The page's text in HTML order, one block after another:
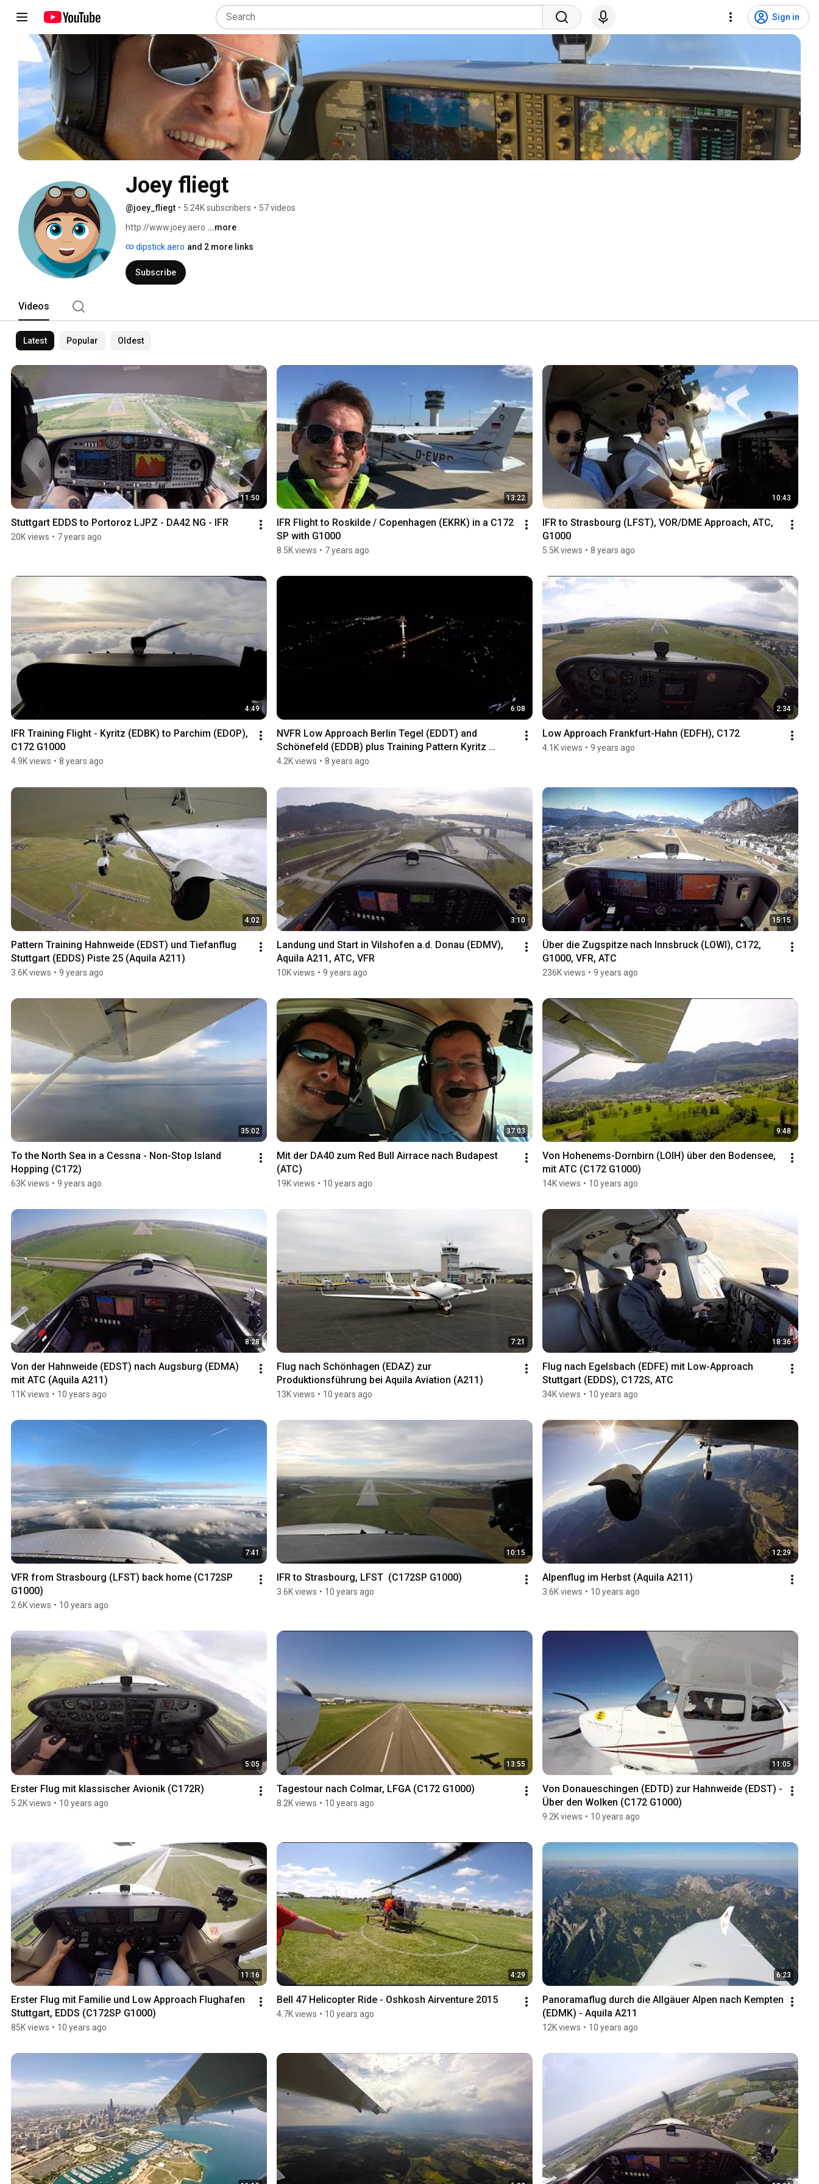
Sign in
Joey fliegt
@joey_fliegt • 5.24K subscribers • 57 videos
http://www.joey.aero ...more
dipstick.aero and 2 more links
Subscribe
Videos
Latest Popular Oldest
11:50
Stuttgart EDDS to Portoroz LJPZ - DA42 NG - IFR
20K views • 7 years ago
13:22
IFR Flight to Roskilde / Copenhagen (EKRK) in a C172
SP with G1000
8.5K views • 7 years ago
10:43
IFR to Strasbourg (LFST), VOR/DME Approach, ATC,
G1000
5.5K views • 8 years ago
4:49
IFR Training Flight - Kyritz (EDBK) to Parchim (EDOP),
C172 G1000
4.9K views • 8 years ago
6:08
NVFR Low Approach Berlin Tegel (EDDT) and
Schönefeld (EDDB) plus Training Pattern Kyritz
(EDBK)
4.2K views • 8 years ago
2:34
Low Approach Frankfurt-Hahn (EDFH), C172
4.1K views • 9 years ago
4:02
Pattern Training Hahnweide (EDST) und Tiefanflug
Stuttgart (EDDS) Piste 25 (Aquila A211)
3.6K views • 9 years ago
3:10
Landung und Start in Vilshofen a.d. Donau (EDMV),
Aquila A211, ATC, VFR
10K views • 9 years ago
15:15
Über die Zugspitze nach Innsbruck (LOWI), C172,
G1000, VFR, ATC
236K views • 9 years ago
35:02
To the North Sea in a Cessna - Non-Stop Island
Hopping (C172)
63K views • 9 years ago
37:03
Mit der DA40 zum Red Bull Airrace nach Budapest
(ATC)
19K views • 10 years ago
9:48
Von Hohenems-Dornbirn (LOIH) über den Bodensee,
mit ATC (C172 G1000)
14K views • 10 years ago
8:28
Von der Hahnweide (EDST) nach Augsburg (EDMA)
mit ATC (Aquila A211)
11K views • 10 years ago
7:21
Flug nach Schönhagen (EDAZ) zur
Produktionsführung bei Aquila Aviation (A211)
13K views • 10 years ago
18:36
Flug nach Egelsbach (EDFE) mit Low-Approach
Stuttgart (EDDS), C172S, ATC
34K views • 10 years ago
7:41
VFR from Strasbourg (LFST) back home (C172SP
G1000)
2.6K views • 10 years ago
10:15
IFR to Strasbourg, LFST  (C172SP G1000)
3.6K views • 10 years ago
12:29
Alpenflug im Herbst (Aquila A211)
3.6K views • 10 years ago
5:05
Erster Flug mit klassischer Avionik (C172R)
5.2K views • 10 years ago
13:55
Tagestour nach Colmar, LFGA (C172 G1000)
8.2K views • 10 years ago
11:05
Von Donaueschingen (EDTD) zur Hahnweide (EDST) -
Über den Wolken (C172 G1000)
9.2K views • 10 years ago
11:16
Erster Flug mit Familie und Low Approach Flughafen
Stuttgart, EDDS (C172SP G1000)
85K views • 10 years ago
4:29
Bell 47 Helicopter Ride - Oshkosh Airventure 2015
4.7K views • 10 years ago
6:23
Panoramaflug durch die Allgäuer Alpen nach Kempten
(EDMK) - Aquila A211
12K views • 10 years ago